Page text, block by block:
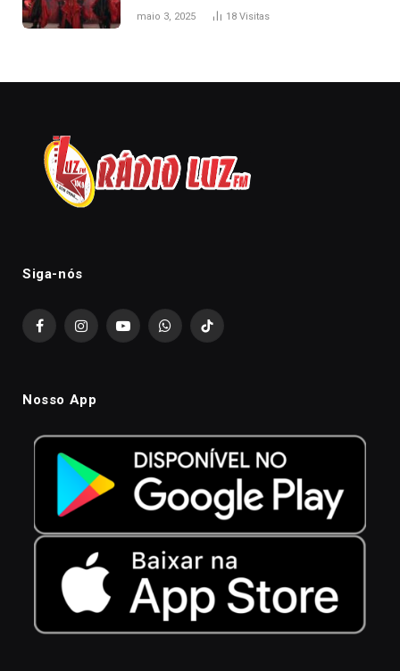
onde assistir
maio 3, 2025 18 Visitas
Siga-nós
FacebookInstagramYouTubeWhatsAppTikTok
Nosso App